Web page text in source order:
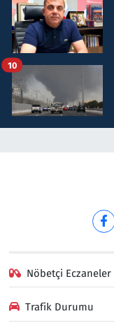
10
Nöbetçi Eczaneler
Trafik Durumu